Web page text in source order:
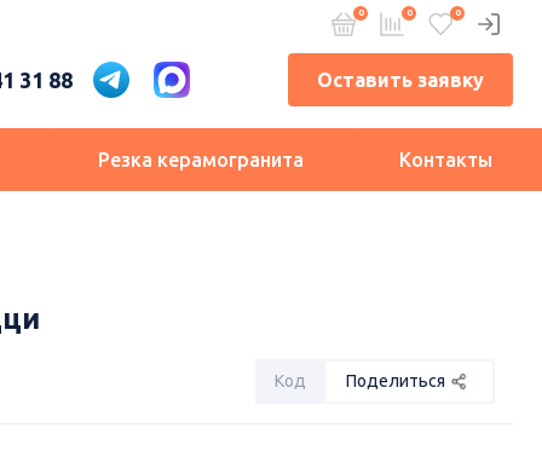
31 88 Оставить заявку
Резка керамогранита Контакты
Код Поделиться